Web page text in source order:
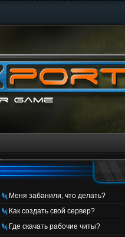
Меня забанили, что делать?
Как создать свой сервер?
Где скачать рабочие читы?